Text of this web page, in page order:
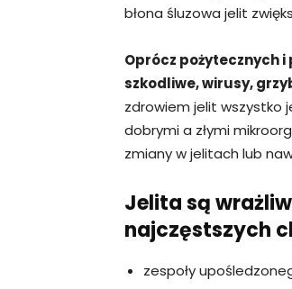
błona śluzowa jelit
Oprócz pożytecznych
szkodliwe, wirusy,
zdrowiem jelit wszystko
dobrymi a złymi
zmiany w jelitach lub
Jelita są
najczęstszych
zespoły